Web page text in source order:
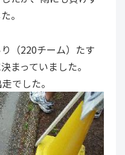
。
（220チーム）たす
まっていました。
でした。